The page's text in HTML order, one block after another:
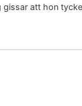
att hon